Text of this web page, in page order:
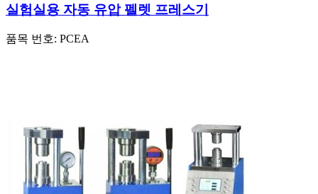
실험실용 자동 유압 펠렛 프레스기
품목 번호: PCEA